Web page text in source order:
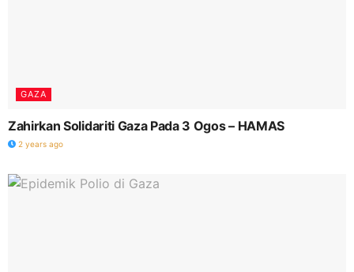
GAZA
Zahirkan Solidariti Gaza Pada 3 Ogos – HAMAS
2 years ago